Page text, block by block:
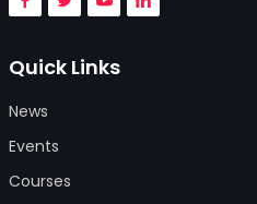
Quick Links
News
Events
Courses